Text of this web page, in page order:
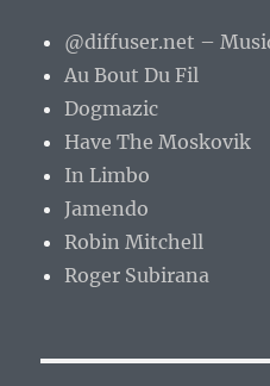
@diffuser.net –
Au Bout Du Fil
Dogmazic
Have The Moskovik
In Limbo
Jamendo
Robin Mitchell
Roger Subirana